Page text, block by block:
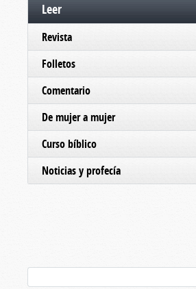
Leer
Revista
Folletos
Comentario
De mujer a mujer
Curso bíblico
Noticias y profecía